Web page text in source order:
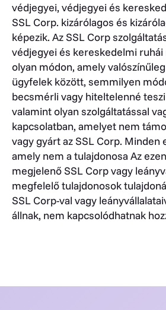
védjegyei, védjegyei és
SSL Corp. kizárólagos és
képezik. Az SSL Corp
védjegyei és kereskedelmi ruhái
olyan módon, amely
ügyfelek között, semmilyen
becsmérli vagy hiteltelenné
valamint olyan szolgáltatással
kapcsolatban, amelyet nem
vagy gyárt az SSL Corp. Minden
amely nem a tulajdonosa Az
megjelenő SSL Corp vagy
megfelelő tulajdonosok
SSL Corp-val vagy
állnak, nem kapcsolódhatnak